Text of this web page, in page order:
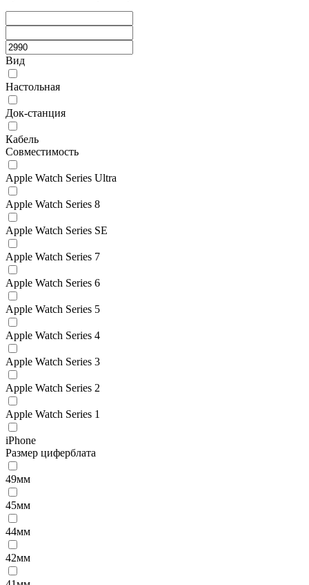
Вид
Настольная
Док-станция
Кабель
Совместимость
Apple Watch Series Ultra
Apple Watch Series 8
Apple Watch Series SE
Apple Watch Series 7
Apple Watch Series 6
Apple Watch Series 5
Apple Watch Series 4
Apple Watch Series 3
Apple Watch Series 2
Apple Watch Series 1
iPhone
Размер циферблата
49мм
45мм
44мм
42мм